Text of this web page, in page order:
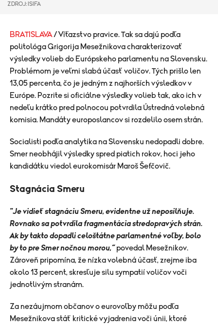
ZDROJ: ISIFA
BRATISLAVA / Víťazstvo pravice. Tak sa dajú podľa
politológa Grigorija Mesežnikova charakterizovať
výsledky volieb do Európskeho parlamentu na Slovensku.
Problémom je veľmi slabá účasť voličov. Tých prišlo len
13,05 percenta, čo je jedným z najhorších výsledkov v
Európe. Pozrite si oficiálne výsledky volieb tak, ako ich v
nedeľu krátko pred polnocou potvrdila Ústredná volebná
komisia. Mandáty europoslancov si rozdelilo osem strán.
Socialisti podľa analytika na Slovensku nedopadli dobre.
Smer neobhájil výsledky spred piatich rokov, hoci jeho
kandidátku viedol eurokomisár Maroš Šefčovič.
Stagnácia Smeru
"Je vidieť stagnáciu Smeru, evidentne už neposilňuje.
Rovnako sa potvrdila fragmentácia stredopravých strán.
Ak by takto dopadli celoštátne parlamentné voľby, bolo
by topre Smernočnou morou,“ povedal Mesežnikov.
Zároveň pripomína, že nízka volebná účasť, zrejme iba
okolo 13 percent, skresľuje silu sympatií voličov voči
jednotlivým stranám.
Za nezáujmom občanov o eurovoľby môžu podľa
Mesežnikova stáť kritické vyjadrenia voči únii, ktoré